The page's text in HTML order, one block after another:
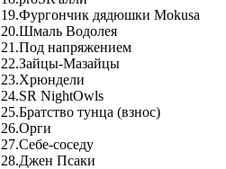
19.Фургончик дядюшки Mokusa
20.Шмаль Водолея
21.Под напряжением
22.Зайцы-Мазайцы
23.Хрюндели
24.SR NightOwls
25.Братство тунца (взнос)
26.Орги
27.Себе-соседу
28.Джен Псаки